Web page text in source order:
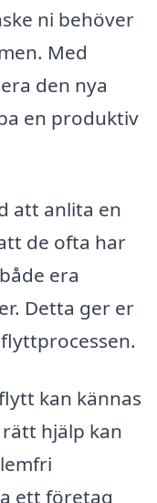
ni behöver
Med
den nya
en produktiv
att anlita en
de ofta har
era
Detta ger er
kan kännas
hjälp kan
ett företag